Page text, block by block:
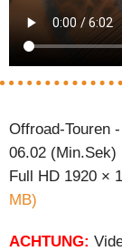
Offroad-Touren
06.02 (Min.Sek)
Full HD 1920 ×
MB)
ACHTUNG: